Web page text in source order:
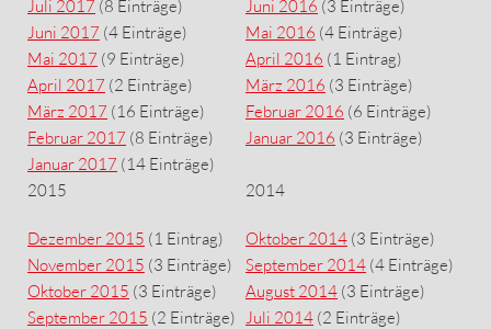
Juli 2017 (8 Einträge)
Juni 2017 (4 Einträge)
Mai 2017 (9 Einträge)
April 2017 (2 Einträge)
März 2017 (16 Einträge)
Februar 2017 (8 Einträge)
Januar 2017 (14 Einträge)
Juni 2016 (3 Einträge)
Mai 2016 (4 Einträge)
April 2016 (1 Eintrag)
März 2016 (3 Einträge)
Februar 2016 (6 Einträge)
Januar 2016 (3 Einträge)
2015
Dezember 2015 (1 Eintrag)
November 2015 (3 Einträge)
Oktober 2015 (3 Einträge)
September 2015 (2 Einträge)
2014
Oktober 2014 (3 Einträge)
September 2014 (4 Einträge)
August 2014 (3 Einträge)
Juli 2014 (2 Einträge)